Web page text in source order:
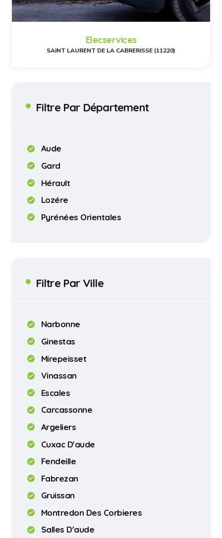
Filtre Par Département
Aude
Gard
Hérault
Lozére
Pyrénées Orientales
Filtre Par Ville
Narbonne
Ginestas
Mirepeisset
Vinassan
Escales
Carcassonne
Argeliers
Cuxac D'aude
Fendeille
Fabrezan
Gruissan
Montredon Des Corbieres
Salles D'aude
Elecservices
SAINT LAURENT DE LA CABRERISSE (11220)